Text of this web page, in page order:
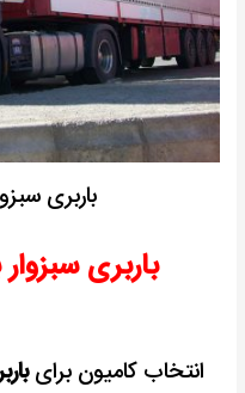
باربری
باربری
انتخاب کامیون برای